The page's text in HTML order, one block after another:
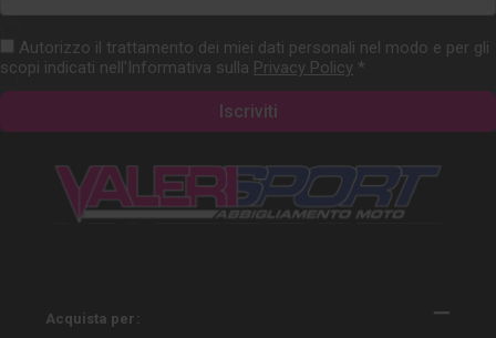
mail
Autorizzo il trattamento dei miei dati personali nel modo e per gli
scopi indicati nell'Informativa sulla Privacy Policy *
Acquista per: